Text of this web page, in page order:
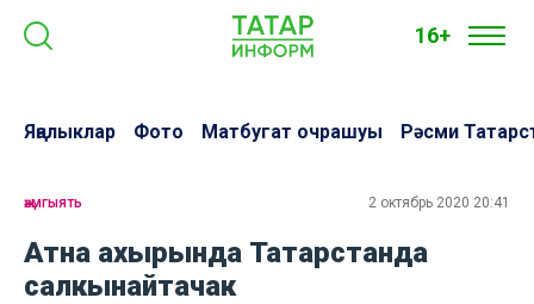
16+
Яңалыклар Фото Матбугат очрашуы Рәсми
җәмгыять 2 октябрь 2020 20:41
Атна ахырында Татарстанда
салкынайтачак